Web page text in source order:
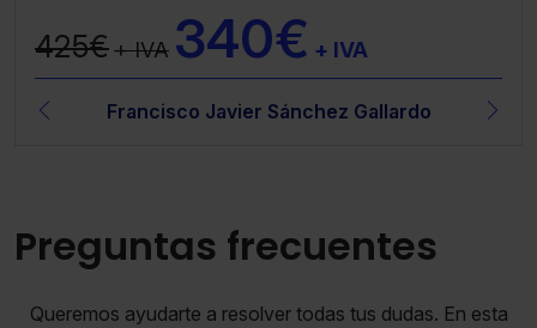
425€+ IVA 340€ + IVA
Francisco Javier Sánchez Gallardo
Preguntas frecuentes
Queremos ayudarte a resolver todas tus dudas. En esta